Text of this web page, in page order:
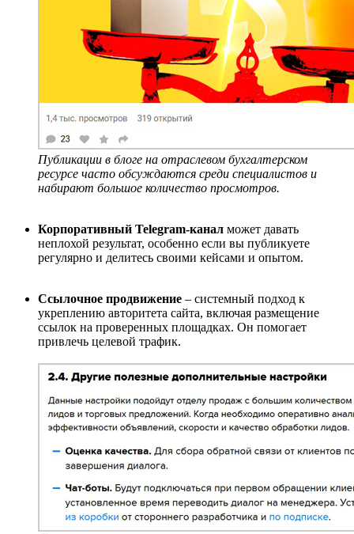
Публикации в блоге на отраслевом бухгалтерском
ресурсе часто обсуждаются среди специалистов и
набирают большое количество просмотров.
Корпоративный Telegram-канал может давать
неплохой результат, особенно если вы публикуете
регулярно и делитесь своими кейсами и опытом.
Ссылочное продвижение – системный подход к
укреплению авторитета сайта, включая размещение
ссылок на проверенных площадках. Он помогает
привлечь целевой трафик.